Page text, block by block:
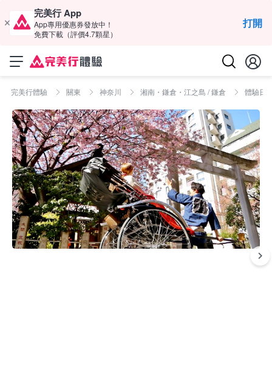
完美行 App
App專用優惠券發放中！
免費下載（評價4.7顆星）
打開
完美行體驗 關東 神奈川 湘南・鎌倉・江之島 / 鎌倉 體驗日